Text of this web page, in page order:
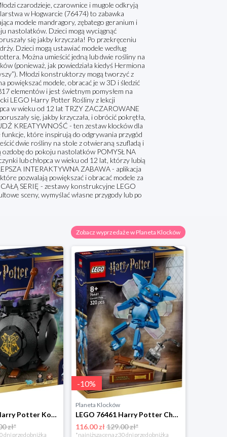
czarodzieje, czarownice i mugole odkryją
w Hogwarcie (76474) to zabawka
modele mandragory, zębatego geranium i
nastolatków. Dzieci mogą wyciągnąć
się jakby krzyczała! Po przekręceniu
Dzieci mogą ustawiać modele według
Można umieścić jedną lub dwie rośliny na
(ponieważ, jak powiedziała kiedyś Hermiona
Młodzi konstruktorzy mogą tworzyć z
powiększać modele, obracać je w 3D i śledzić
elementów i jest świetnym pomysłem na
LEGO Harry Potter Rośliny z lekcji
w wieku od 12 lat TRZY ZACZAROWANE
się, jakby krzyczała, i obrócić pokrętła,
KREATYWNOŚĆ - ten zestaw klocków dla
które inspirują do odgrywania przygód
dwie rośliny na stole z otwieraną szufladą i
do pokoju nastolatków POMYSŁ NA
lub chłopca w wieku od 12 lat, którzy lubią
INTERAKTYWNA ZABAWA - aplikacja
pozwalają powiększać i obracać modele za
SERIĘ - zestawy konstrukcyjne LEGO
sceny, wymyślać własne przygody lub po
Zobacz wyprzedaże w Planeta Klocków
LEGO 76464 Harry Potter Kociołek: Sekretna sala zajęć z eliksirów Lego
zł*
dni przed obniżką
-10%
Planeta Klocków
LEGO 76461 Harry Potter Chochlik kornwalijski Lego
116.00 zł129.00 zł*
*najniższa cena z 30 dni przed obniżką